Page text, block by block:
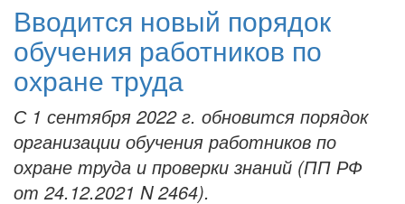
Вводится новый порядок
обучения работников по
охране труда
С 1 сентября 2022 г. обновится порядок
организации обучения работников по
охране труда и проверки знаний (ПП РФ
от 24.12.2021 N 2464).